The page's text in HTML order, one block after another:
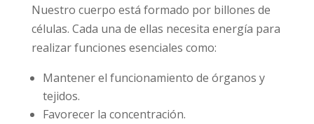
Nuestro cuerpo está formado por billones de
células. Cada una de ellas necesita energía para
realizar funciones esenciales como:
Mantener el funcionamiento de órganos y
tejidos.
Favorecer la concentración.